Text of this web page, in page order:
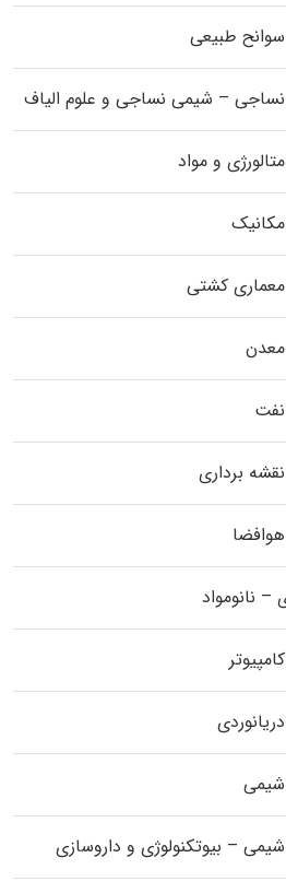
طبیعی
– شیمی نساجی و علوم الیاف
و مواد
کشتی
برداری
– نانومواد
شیمی
– بیوتکنولوژی و داروسازی